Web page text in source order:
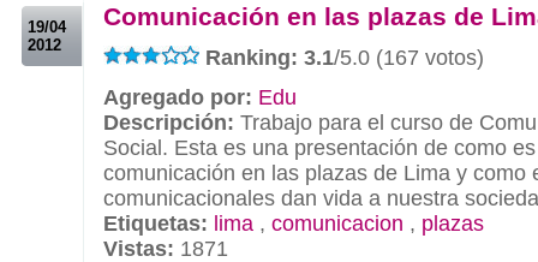
19/04
2012
Comunicación en las plazas de
Ranking: 3.1/5.0 (167 votos)
Agregado por: Edu
Descripción: Trabajo para el curso de
Social. Esta es una presentación de como
comunicación en las plazas de Lima y como
comunicacionales dan vida a nuestra
Etiquetas: lima , comunicacion , plazas
Vistas: 1871